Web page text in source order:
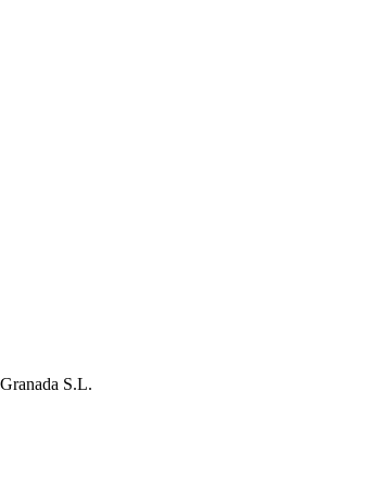
S.L.